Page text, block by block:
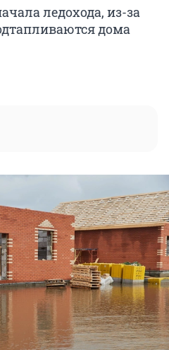
ледохода, из-за
дома